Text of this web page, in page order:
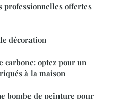
professionnelles offertes
décoration
carbone: optez pour un
à la maison
bombe de peinture pour